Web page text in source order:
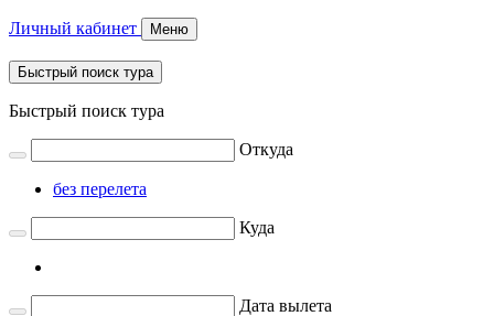
Личный кабинет Меню
Быстрый поиск тура
Быстрый поиск тура
Откуда
без перелета
Куда
Дата вылета